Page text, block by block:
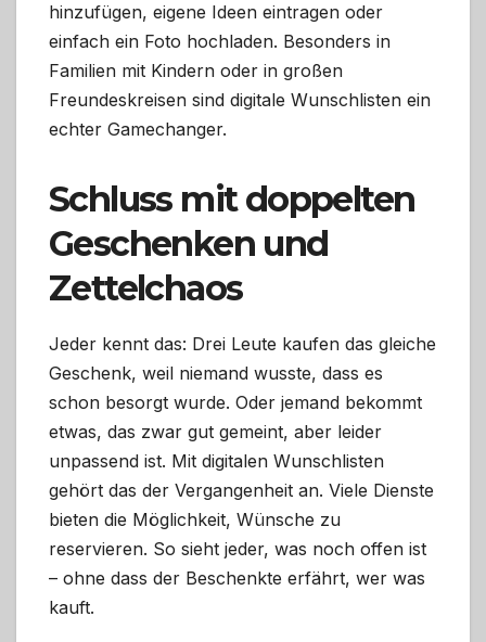
hinzufügen, eigene Ideen eintragen oder
einfach ein Foto hochladen. Besonders in
Familien mit Kindern oder in großen
Freundeskreisen sind digitale Wunschlisten ein
echter Gamechanger.
Schluss mit doppelten
Geschenken und
Zettelchaos
Jeder kennt das: Drei Leute kaufen das gleiche
Geschenk, weil niemand wusste, dass es
schon besorgt wurde. Oder jemand bekommt
etwas, das zwar gut gemeint, aber leider
unpassend ist. Mit digitalen Wunschlisten
gehört das der Vergangenheit an. Viele Dienste
bieten die Möglichkeit, Wünsche zu
reservieren. So sieht jeder, was noch offen ist
– ohne dass der Beschenkte erfährt, wer was
kauft.